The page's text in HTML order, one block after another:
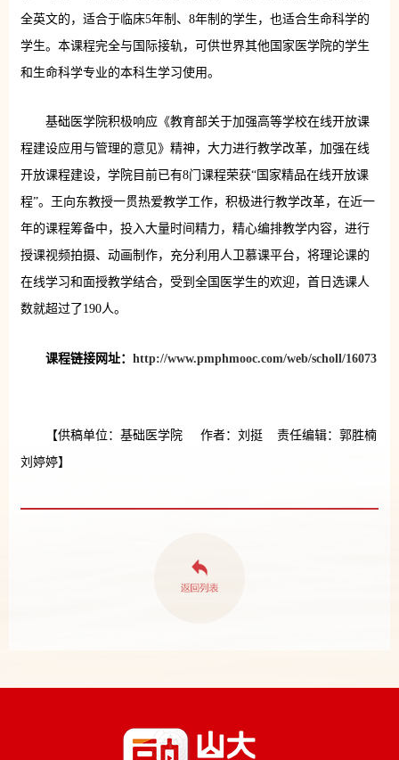
全英文的，适合于临床5年制、8年制的学生，也适合生命科学的
学生。本课程完全与国际接轨，可供世界其他国家医学院的学生
和生命科学专业的本科生学习使用。
基础医学院积极响应《教育部关于加强高等学校在线开放课
程建设应用与管理的意见》精神，大力进行教学改革，加强在线
开放课程建设，学院目前已有8门课程荣获“国家精品在线开放课
程”。王向东教授一贯热爱教学工作，积极进行教学改革，在近一
年的课程筹备中，投入大量时间精力，精心编排教学内容，进行
授课视频拍摄、动画制作，充分利用人卫慕课平台，将理论课的
在线学习和面授教学结合，受到全国医学生的欢迎，首日选课人
数就超过了190人。
课程链接网址： http://www.pmphmooc.com/web/scholl/16073
【供稿单位：基础医学院 作者：刘挺 责任编辑：郭胜楠
刘婷婷】